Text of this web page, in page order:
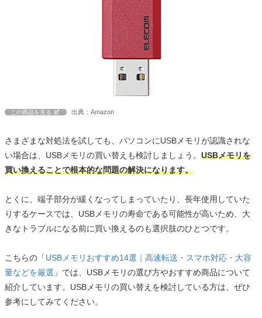
この商品を見る 出典：Amazon
さまざまな対処法を試しても、パソコンにUSBメモリが認識されな
い場合は、USBメモリの買い替えも検討しましょう。 USBメモリを
買い換えることで根本的な問題の解決になります。
とくに、端子部分が緩くなってしまっていたり、長年使用していた
りするケースでは、USBメモリの寿命である可能性が高いため、大
きなトラブルになる前に買い換えるのも選択肢のひとつです。
こちらの「USBメモリおすすめ14選｜高速転送・スマホ対応・大容
量などを厳選 」では、USBメモリの選び方やおすすめ商品について
紹介しています。USBメモリの買い替えを検討している方は、ぜひ
参考にしてみてください。